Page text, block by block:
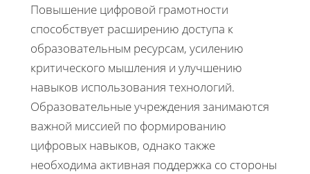
Повышение цифровой грамотности
способствует расширению доступа к
образовательным ресурсам, усилению
критического мышления и улучшению
навыков использования технологий.
Образовательные учреждения занимаются
важной миссией по формированию
цифровых навыков, однако также
необходима активная поддержка со стороны